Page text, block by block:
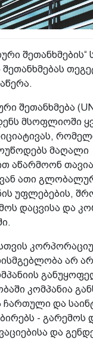
შეთანხმების“
შეთანხმება (UN
მსოფლიოში
მაღალი
აწარმოონ
ათი
უფლებების,
დაცვისა და
არ
კომპანია
ჩართული და
- გარემოს
და